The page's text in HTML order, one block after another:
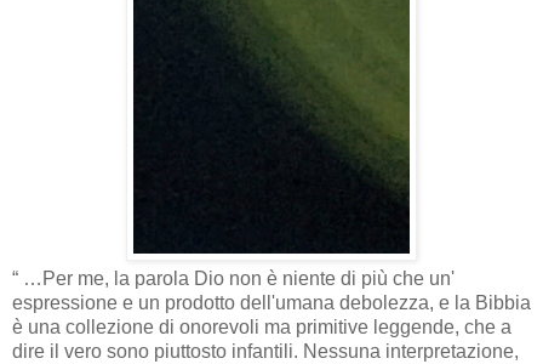
“ …Per me, la parola Dio non è niente di più che un'
espressione e un prodotto dell'umana debolezza, e la Bibbia
è una collezione di onorevoli ma primitive leggende, che a
dire il vero sono piuttosto infantili. Nessuna interpretazione,